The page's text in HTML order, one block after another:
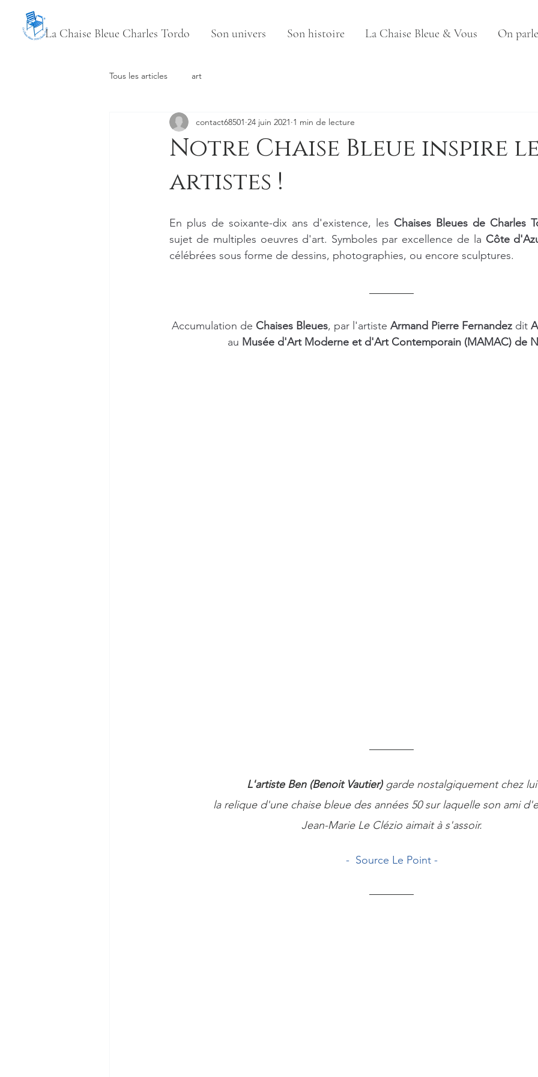
La Chaise Bleue Charles Tordo Son univers Son histoire La Chaise Bleue & Vous On
Tous les articles art
Notre Chaise Bleue inspire
artistes !
contact68501 24 juin 2021 1 min de lecture
En plus de soixante-dix ans d'existence, les Chaises Bleues de Charles
sujet de multiples oeuvres d'art. Symboles par excellence de la Côte
célébrées sous forme de dessins, photographies, ou encore sculptures.
Accumulation de Chaises Bleues, par l'artiste Armand Pierre Fernandez dit
au Musée d'Art Moderne et d'Art Contemporain (MAMAC) de
L'artiste Ben (Benoit Vautier) garde nostalgiquement chez lui
la relique d'une chaise bleue des années 50 sur laquelle son ami
Jean-Marie Le Clézio aimait à s'assoir.
-  Source Le Point -